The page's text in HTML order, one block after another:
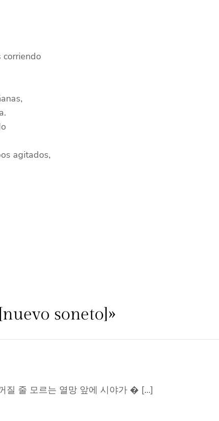
corriendo
agitados,
soneto]»
질 줄 모르는 열망 앞에 시야가 � […]